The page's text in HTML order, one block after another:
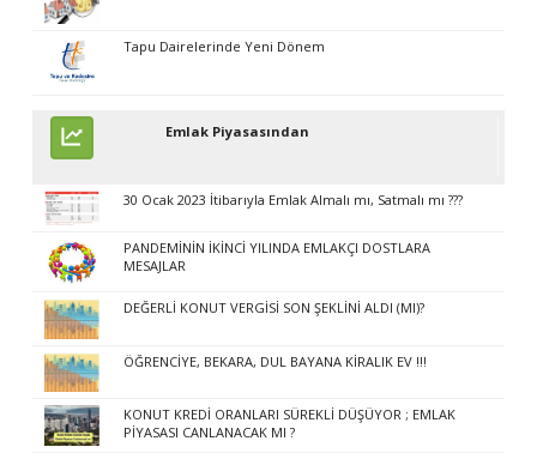
Tapu Dairelerinde Yeni Dönem
Emlak Piyasasından
30 Ocak 2023 İtibarıyla Emlak Almalı mı, Satmalı mı ???
PANDEMİNİN İKİNCİ YILINDA EMLAKÇI DOSTLARA
MESAJLAR
DEĞERLİ KONUT VERGİSİ SON ŞEKLİNİ ALDI (MI)?
ÖĞRENCİYE, BEKARA, DUL BAYANA KİRALIK EV !!!
KONUT KREDİ ORANLARI SÜREKLİ DÜŞÜYOR ; EMLAK
PİYASASI CANLANACAK MI ?